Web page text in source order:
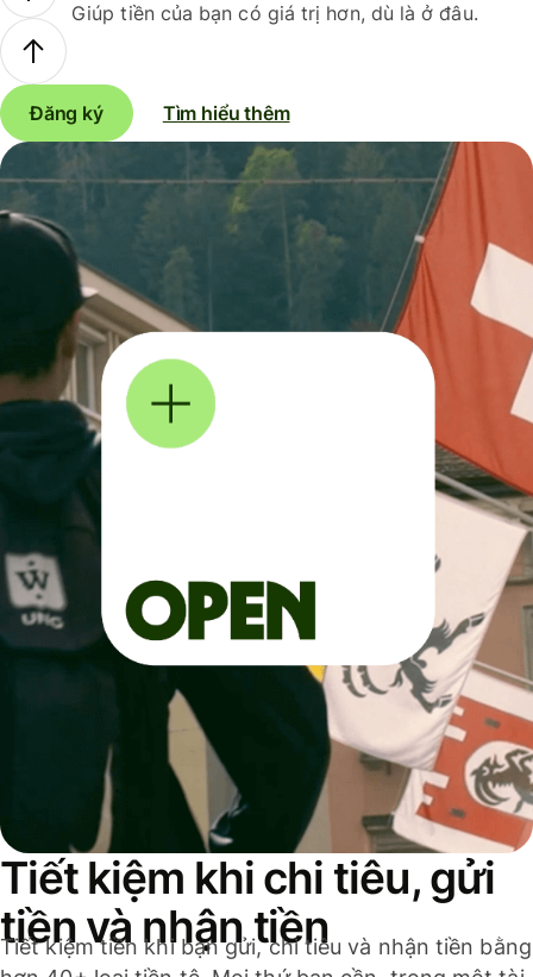
Giúp tiền của bạn có giá trị hơn, dù là ở đâu.
Đăng ký Tìm hiểu thêm
Tiết kiệm khi chi tiêu, gửi
tiền và nhận tiền
Tiết kiệm tiền khi bạn gửi, chi tiêu và nhận tiền bằng